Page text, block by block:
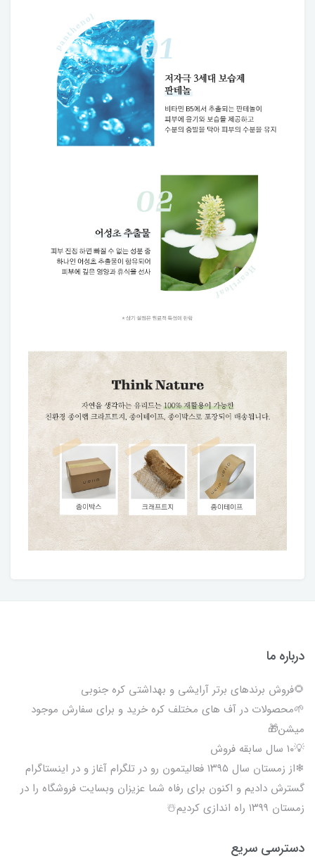
درباره ما
🌻فروش برندهای برتر آرایشی و بهداشتی کره جنوبی
🌱محصولات در آف های مختلف کره خرید و برای سفارش موجود
میشن🎁
💡۱۰ سال سابقه فروش
❄از زمستان سال ۱۳۹۵ فعالیتمون رو در تلگرام آغاز و در اینستاگرام
گسترش دادیم و اکنون برای رفاه شما عزیزان وبسایت فروشگاه را در
زمستان ۱۳۹۹ راه اندازی کردیم☃️
دسترسی سریع